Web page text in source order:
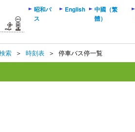
索 ＞ 時刻表 ＞ 停車バス停一覧
昭和バ
ス
English
中國（繁
體）